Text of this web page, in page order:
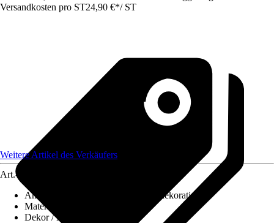
Versandkosten pro ST24,90 €*/ ST
Weitere Artikel des Verkäufers
Art.-Nr.
Anwendungsbereich
Wand, Wanddekoration
Material
Dekor / Muster